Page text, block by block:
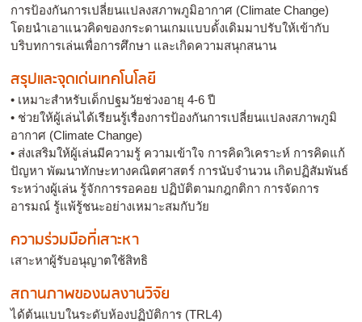
การป้องกันการเปลี่ยนแปลงสภาพภูมิอากาศ (Climate Change)
โดยนำเอาแนวคิดของกระดานเกมแบบดั้งเดิมมาปรับให้เข้ากับ
บริบทการเล่นเพื่อการศึกษา และเกิดความสนุกสนาน
สรุปและจุดเด่นเทคโนโลยี
• เหมาะสำหรับเด็กปฐมวัยช่วงอายุ 4-6 ปี
• ช่วยให้ผู้เล่นได้เรียนรู้เรื่องการป้องกันการเปลี่ยนแปลงสภาพภูมิ
อากาศ (Climate Change)
• ส่งเสริมให้ผู้เล่นมีความรู้ ความเข้าใจ การคิดวิเคราะห์ การคิดแก้
ปัญหา พัฒนาทักษะทางคณิตศาสตร์ การนับจำนวน เกิดปฏิสัมพันธ์
ระหว่างผู้เล่น รู้จักการรอคอย ปฏิบัติตามกฎกติกา การจัดการ
อารมณ์ รู้แพ้รู้ชนะอย่างเหมาะสมกับวัย
ความร่วมมือที่เสาะหา
เสาะหาผู้รับอนุญาตใช้สิทธิ
สถานภาพของผลงานวิจัย
ได้ต้นแบบในระดับห้องปฏิบัติการ (TRL4)